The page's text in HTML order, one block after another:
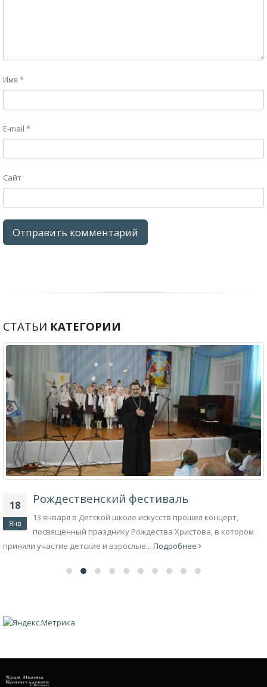
Имя *
E-mail *
Сайт
СТАТЬИ КАТЕГОРИИ
18
Янв
Рождественский фестиваль
13 января в Детской школе искусств прошел концерт,
посвященный празднику Рождества Христова, в котором
приняли участие детские и взрослые... Подробнее